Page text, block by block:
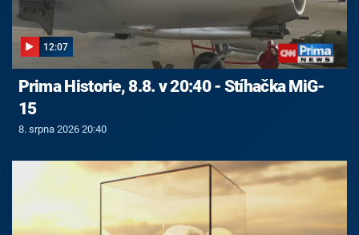
12:07
Prima Historie, 8.8. v 20:40 - Stíhačka MiG-
15
8. srpna 2026 20:40